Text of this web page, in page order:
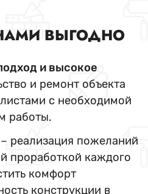
ВЫГОДНО
и высокое
и ремонт объекта
с необходимой
работы.
– реализация пожеланий
проработкой каждого
комфорт
конструкции в